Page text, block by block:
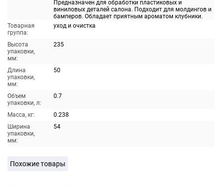
Предназначен для обработки пластиковых и
виниловых деталей салона. Подходит для молдингов и
бамперов. Обладает приятным ароматом клубники.
Товарная
группа:
уход и очистка
Высота
упаковки,
мм:
235
Длина
упаковки,
мм:
50
Объем
упаковки, л:
0.7
Масса, кг:
0.238
Ширина
упаковки,
мм:
54
Похожие товары